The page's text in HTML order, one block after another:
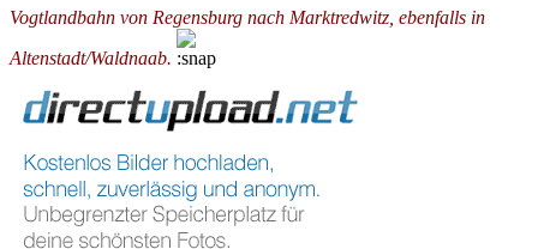
Vogtlandbahn von Regensburg nach Marktredwitz, ebenfalls in
Altenstadt/Waldnaab.